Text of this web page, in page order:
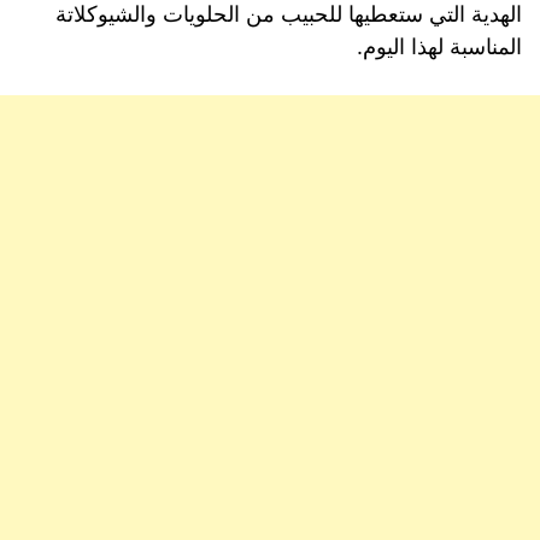
الهدية التي ستعطيها للحبيب من الحلويات والشيوكلاتة
المناسبة لهذا اليوم.